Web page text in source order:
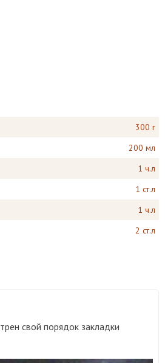
300 г
200 мл
1 ч.л
1 ст.л
1 ч.л
2 ст.л
свой порядок закладки